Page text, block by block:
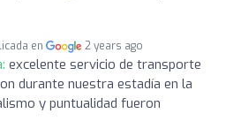
en 2 years ago
excelente servicio de transporte
durante nuestra estadía en la
y puntualidad fueron